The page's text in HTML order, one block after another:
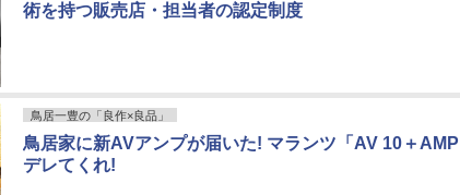
術を持つ販売店・担当者の認定制度
鳥居一豊の「良作×良品」
鳥居家に新AVアンプが届いた! マランツ「AV 10＋AMP
デレてくれ!